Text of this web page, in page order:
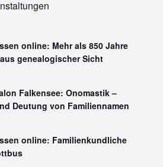
online: Mehr als 850 Jahre
genealogischer Sicht
Falkensee: Onomastik –
Deutung von Familiennamen
online: Familienkundliche